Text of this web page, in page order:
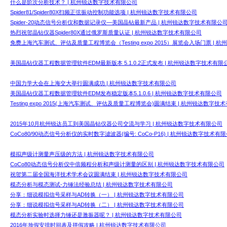
什么是阶次分析技术？ | 杭州锐达数字技术有限公司
Spider81/Spider80X扫频正弦振动控制功能选项 | 杭州锐达数字技术有限公司
Spider-20动态信号分析仪和数据记录仪—美国晶钻最新产品 | 杭州锐达数字技术有限公
热烈祝贺晶钻仪器Spider80X通过俄罗斯质量认证 | 杭州锐达数字技术有限公司
免费上海汽车测试、评估及质量工程博览会（Testing expo 2015）展览会入场门票 | 杭
美国晶钻仪器工程数据管理软件EDM最新版本 5.1.0.2正式发布 | 杭州锐达数字技术有限
中国力学大会在上海交大举行圆满成功 | 杭州锐达数字技术有限公司
美国晶钻仪器工程数据管理软件EDM发布稳定版本5.1.0.6 | 杭州锐达数字技术有限公司
Testing expo 2015(上海汽车测试、评估及质量工程博览会)圆满结束 | 杭州锐达数字技术
2015年10月杭州锐达员工到美国晶钻仪器公司交流与学习 | 杭州锐达数字技术有限公司
CoCo80/90动态信号分析仪的实时数字滤波器(编号: CoCo-P16) | 杭州锐达数字技术有限
模拟声级计测量声压级的方法 | 杭州锐达数字技术有限公司
CoCo80动态信号分析仪中倍频程分析和声级计测量的区别 | 杭州锐达数字技术有限公司
祝贺第二届全国海洋技术学术会议圆满结束 | 杭州锐达数字技术有限公司
模态分析与模态测试-力锤法经验总结 | 杭州锐达数字技术有限公司
分享：细说模拟信号采样与AD转换（一） | 杭州锐达数字技术有限公司
分享：细说模拟信号采样与AD转换（二） | 杭州锐达数字技术有限公司
模态分析实验时选择力锤还是激振器呢？ | 杭州锐达数字技术有限公司
2016年放假安排时间表及拼假攻略 | 杭州锐达数字技术有限公司